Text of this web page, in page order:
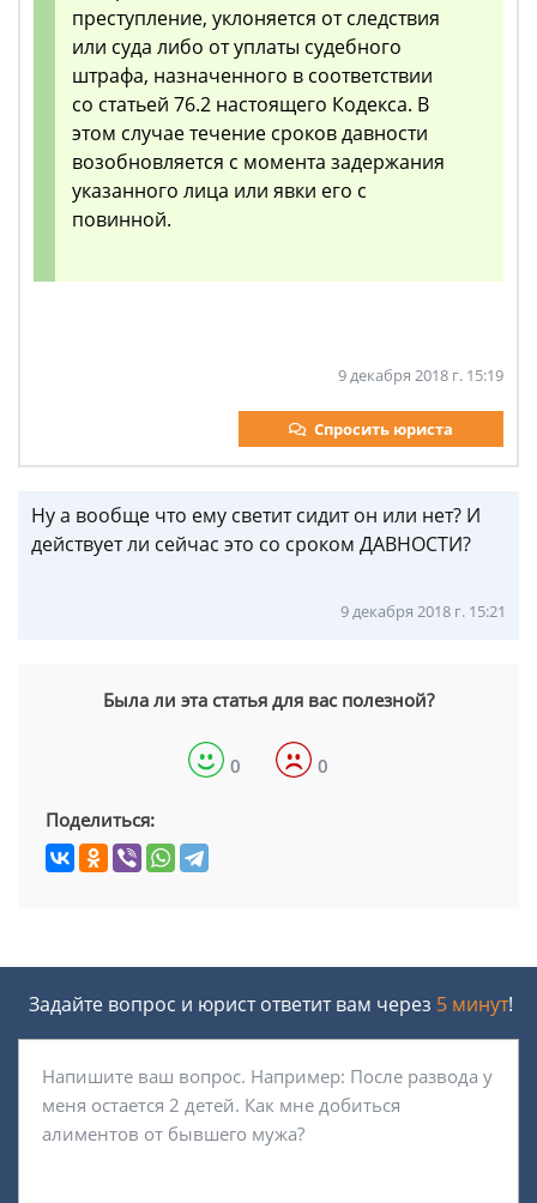
преступление, уклоняется от следствия
или суда либо от уплаты судебного
штрафа, назначенного в соответствии
со статьей 76.2 настоящего Кодекса. В
этом случае течение сроков давности
возобновляется с момента задержания
указанного лица или явки его с
повинной.
9 декабря 2018 г. 15:19
Спросить юриста
Ну а вообще что ему светит сидит он или нет? И
действует ли сейчас это со сроком ДАВНОСТИ?
9 декабря 2018 г. 15:21
Была ли эта статья для вас полезной?
0 0
Поделиться:
Задайте вопрос и юрист ответит вам через 5 минут!